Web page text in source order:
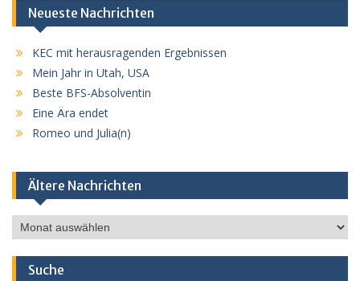
Neueste Nachrichten
KEC mit herausragenden Ergebnissen
Mein Jahr in Utah, USA
Beste BFS-Absolventin
Eine Ära endet
Romeo und Julia(n)
Ältere Nachrichten
Ältere
Nachrichten
Suche